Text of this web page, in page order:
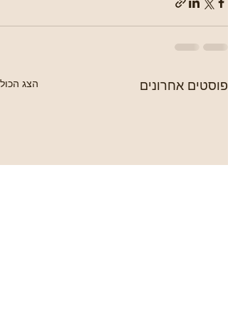
פוסטים אחרונים הצג הכול